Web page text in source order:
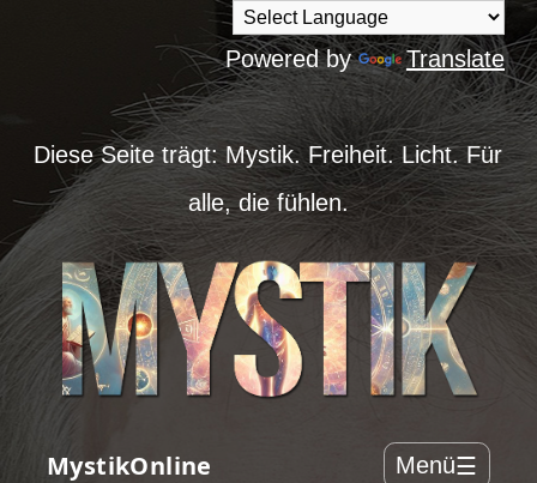
Powered by Translate
Diese Seite trägt: Mystik. Freiheit. Licht. Für
alle, die fühlen.
MystikOnline Menü☰